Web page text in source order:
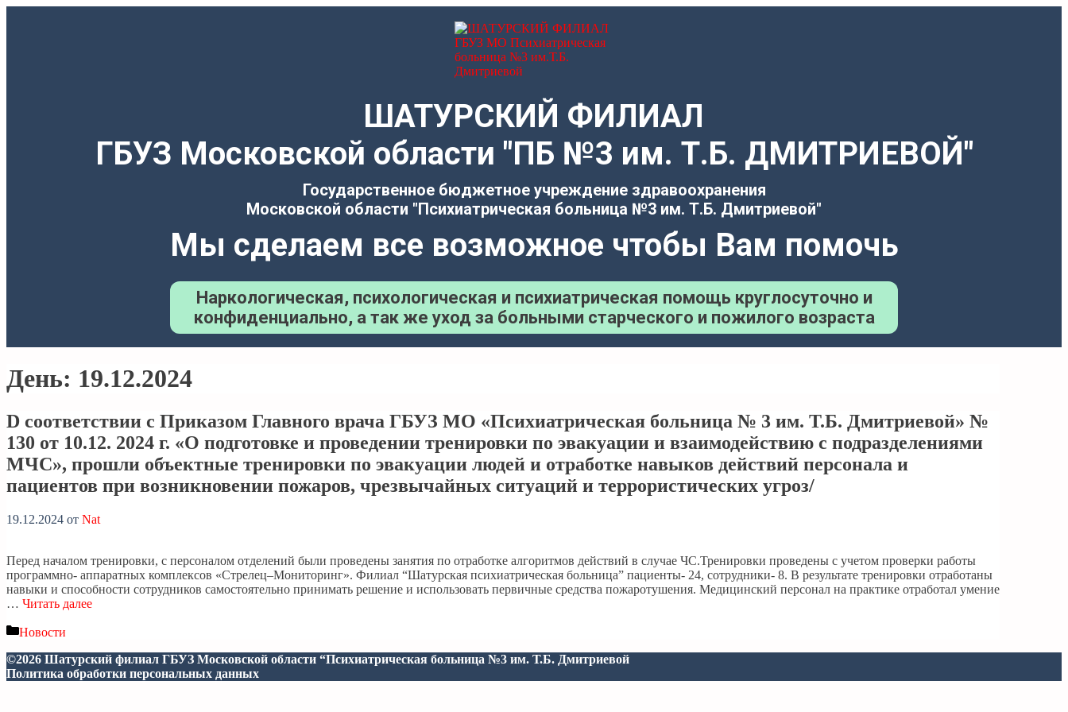
ШАТУРСКИЙ ФИЛИАЛ
ГБУЗ Московской области "ПБ №3 им. Т.Б. ДМИТРИЕВОЙ"
Государственное бюджетное учреждение здравоохранения
Московской области "Психиатрическая больница №3 им. Т.Б. Дмитриевой"
Мы сделаем все возможное чтобы Вам помочь
Наркологическая, психологическая и психиатрическая помощь круглосуточно и
конфиденциально, а так же уход за больными старческого и пожилого возраста
День: 19.12.2024
D соответствии с Приказом Главного врача ГБУЗ МО «Психиатрическая больница № 3 им. Т.Б. Дмитриевой» №
130 от 10.12. 2024 г. «О подготовке и проведении тренировки по эвакуации и взаимодействию с подразделениями
МЧС», прошли объектные тренировки по эвакуации людей и отработке навыков действий персонала и
пациентов при возникновении пожаров, чрезвычайных ситуаций и террористических угроз/
19.12.2024 от Nat
Перед началом тренировки, с персоналом отделений были проведены занятия по отработке алгоритмов действий в случае ЧС.Тренировки проведены с учетом проверки работы
программно- аппаратных комплексов «Стрелец–Мониторинг». Филиал “Шатурская психиатрическая больница” пациенты- 24, сотрудники- 8. В результате тренировки отработаны
навыки и способности сотрудников самостоятельно принимать решение и использовать первичные средства пожаротушения. Медицинский персонал на практике отработал умение
… Читать далее
Рубрики
Новости
©2026 Шатурский филиал ГБУЗ Московской области “Психиатрическая больница №3 им. Т.Б. Дмитриевой
Политика обработки персональных данных